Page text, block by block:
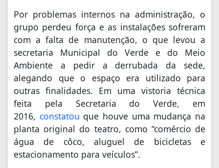
Por problemas internos na administração, o
grupo perdeu força e as instalações sofreram
com a falta de manutenção, o que levou a
secretaria Municipal do Verde e do Meio
Ambiente a pedir a derrubada da sede,
alegando que o espaço era utilizado para
outras finalidades. Em uma vistoria técnica
feita pela Secretaria do Verde, em
2016, constatou que houve uma mudança na
planta original do teatro, como “comércio de
água de côco, aluguel de bicicletas e
estacionamento para veículos”.